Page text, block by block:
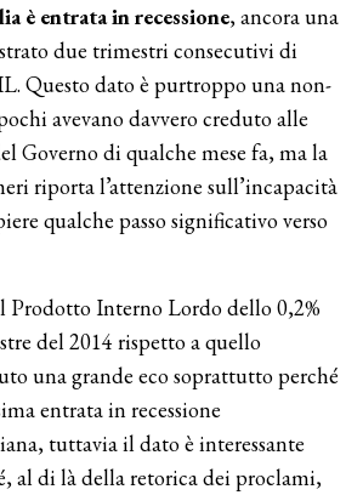
è entrata in recessione, ancora una
due trimestri consecutivi di
Questo dato è purtroppo una non-
avevano davvero creduto alle
Governo di qualche mese fa, ma la
riporta l’attenzione sull’incapacità
qualche passo significativo verso
Prodotto Interno Lordo dello 0,2%
del 2014 rispetto a quello
una grande eco soprattutto perché
entrata in recessione
tuttavia il dato è interessante
al di là della retorica dei proclami,